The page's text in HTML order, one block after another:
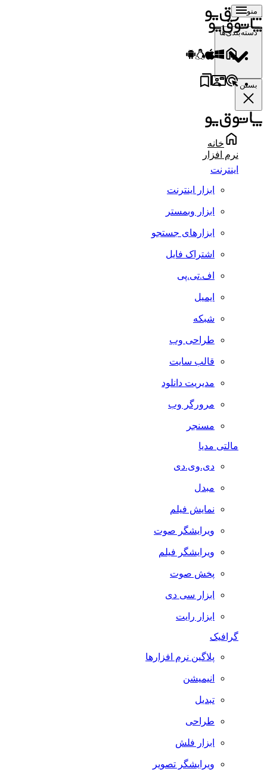
منو
دسته‌بندی‌ها
بستن
خانه
نرم افزار
اینترنت
ابزار اینترنت
ابزار وبمستر
ابزارهای جستجو
اشتراک فایل
اف.تی.پی
ایمیل
شبکه
طراحی وب
قالب سایت
مدیریت دانلود
مرورگر وب
مسنجر
مالتی مدیا
دی.وی.دی
مبدل
نمایش فیلم
ویرایشگر صوت
ویرایشگر فیلم
پخش صوت
ابزار سی دی
ابزار رایت
گرافیک
پلاگین نرم افزارها
انیمیشن
تبدیل
طراحی
ابزار فلش
ویرایشگر تصویر